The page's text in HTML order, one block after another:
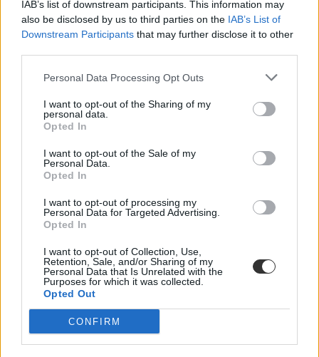
IAB’s list of downstream participants. This information may
also be disclosed by us to third parties on the IAB’s List of
Downstream Participants that may further disclose it to other
Personal Data Processing Opt Outs
I want to opt-out of the Sharing of my
personal data.
Opted In
I want to opt-out of the Sale of my
Personal Data.
Opted In
I want to opt-out of processing my
Personal Data for Targeted Advertising.
Opted In
I want to opt-out of Collection, Use,
Retention, Sale, and/or Sharing of my
Personal Data that Is Unrelated with the
Purposes for which it was collected.
Opted Out
CONFIRM
modosítás
tanár
pedagógus
javaslat
köznevelési törvény
Emberi Erőforrások Minisztériuma